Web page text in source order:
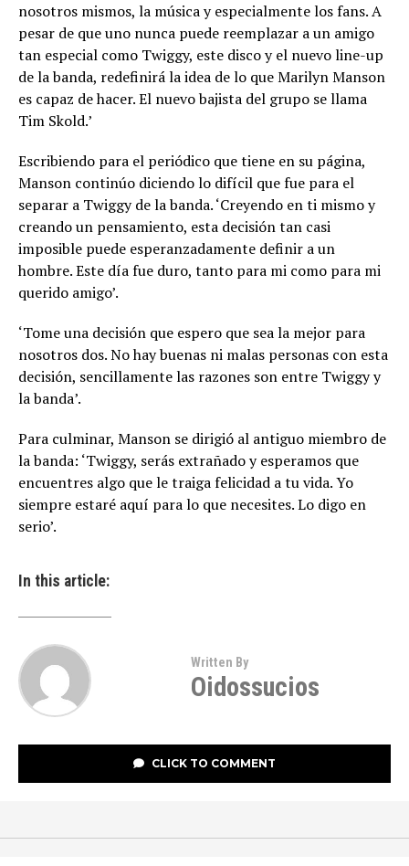
nosotros mismos, la música y especialmente los fans. A
pesar de que uno nunca puede reemplazar a un amigo
tan especial como Twiggy, este disco y el nuevo line-up
de la banda, redefinirá la idea de lo que Marilyn Manson
es capaz de hacer. El nuevo bajista del grupo se llama
Tim Skold.’
Escribiendo para el periódico que tiene en su página,
Manson continúo diciendo lo difícil que fue para el
separar a Twiggy de la banda. ‘Creyendo en ti mismo y
creando un pensamiento, esta decisión tan casi
imposible puede esperanzadamente definir a un
hombre. Este día fue duro, tanto para mi como para mi
querido amigo’.
‘Tome una decisión que espero que sea la mejor para
nosotros dos. No hay buenas ni malas personas con esta
decisión, sencillamente las razones son entre Twiggy y
la banda’.
Para culminar, Manson se dirigió al antiguo miembro de
la banda: ‘Twiggy, serás extrañado y esperamos que
encuentres algo que le traiga felicidad a tu vida. Yo
siempre estaré aquí para lo que necesites. Lo digo en
serio’.
In this article:
Written By
Oidossucios
CLICK TO COMMENT